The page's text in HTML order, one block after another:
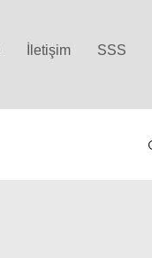
İletişim SSS